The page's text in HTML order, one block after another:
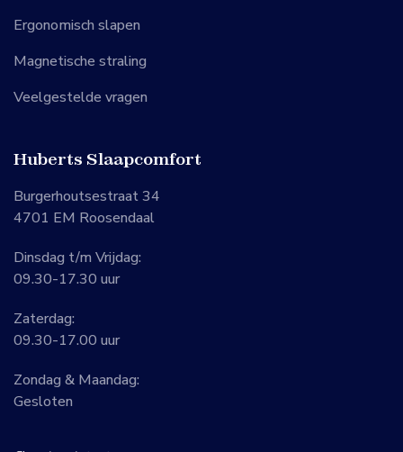
Ergonomisch slapen
Magnetische straling
Veelgestelde vragen
Huberts Slaapcomfort
Burgerhoutsestraat 34
4701 EM Roosendaal
Dinsdag t/m Vrijdag:
09.30-17.30 uur
Zaterdag:
09.30-17.00 uur
Zondag & Maandag:
Gesloten